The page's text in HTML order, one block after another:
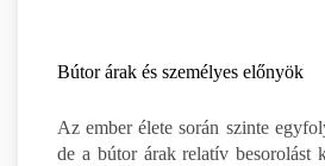
Bútor árak és személyes előnyök
Az ember élete során szinte
de a bútor árak relatív besorolást